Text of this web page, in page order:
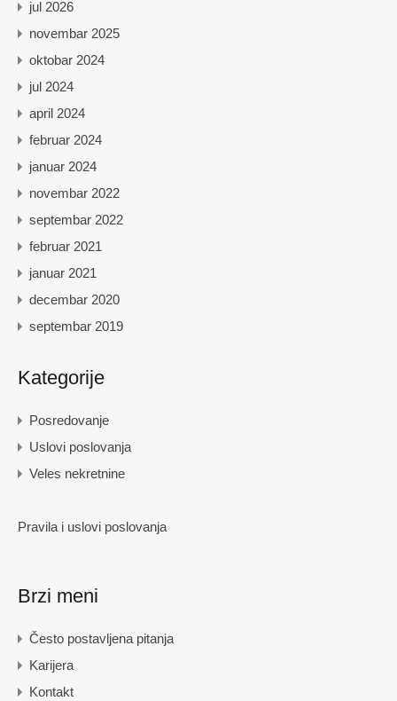
jul 2026
novembar 2025
oktobar 2024
jul 2024
april 2024
februar 2024
januar 2024
novembar 2022
septembar 2022
februar 2021
januar 2021
decembar 2020
septembar 2019
Kategorije
Posredovanje
Uslovi poslovanja
Veles nekretnine
Pravila i uslovi poslovanja
Brzi meni
Često postavljena pitanja
Karijera
Kontakt